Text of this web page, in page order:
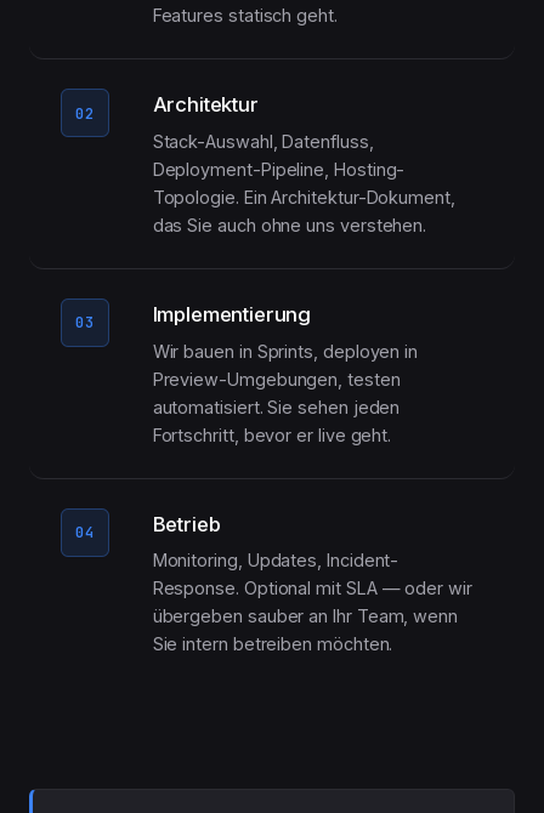
Features statisch geht.
02 Architektur
Stack-Auswahl, Datenfluss,
Deployment-Pipeline, Hosting-
Topologie. Ein Architektur-Dokument,
das Sie auch ohne uns verstehen.
03 Implementierung
Wir bauen in Sprints, deployen in
Preview-Umgebungen, testen
automatisiert. Sie sehen jeden
Fortschritt, bevor er live geht.
04 Betrieb
Monitoring, Updates, Incident-
Response. Optional mit SLA — oder wir
übergeben sauber an Ihr Team, wenn
Sie intern betreiben möchten.